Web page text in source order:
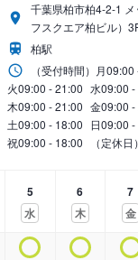
千葉県柏市柏4-2-1
フスクエア柏ビル）
柏駅
（受付時間） 月09:00
火09:00 - 21:00 水09:00 -
木09:00 - 21:00 金09:00 -
土09:00 - 18:00 日09:00 -
祝09:00 - 18:00 （定休
5
水
6
木
7
金